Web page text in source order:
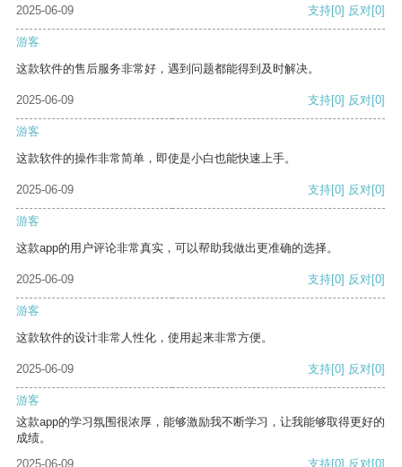
2025-06-09
支持[0] 反对[0]
游客
这款软件的售后服务非常好，遇到问题都能得到及时解决。
2025-06-09 支持[0] 反对[0]
游客
这款软件的操作非常简单，即使是小白也能快速上手。
2025-06-09 支持[0] 反对[0]
游客
这款app的用户评论非常真实，可以帮助我做出更准确的选择。
2025-06-09 支持[0] 反对[0]
游客
这款软件的设计非常人性化，使用起来非常方便。
2025-06-09 支持[0] 反对[0]
游客
这款app的学习氛围很浓厚，能够激励我不断学习，让我能够取得更好的
成绩。
2025-06-09
支持[0] 反对[0]